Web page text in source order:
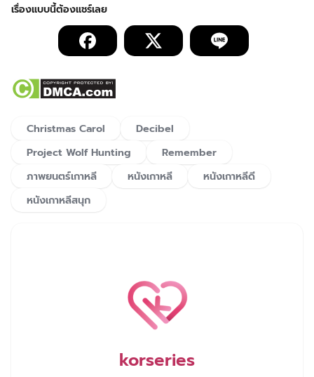
Christmas Carol
Decibel
Project Wolf Hunting
Remember
ภาพยนตร์เกาหลี
หนังเกาหลี
หนังเกาหลีดี
หนังเกาหลีสนุก
korseries